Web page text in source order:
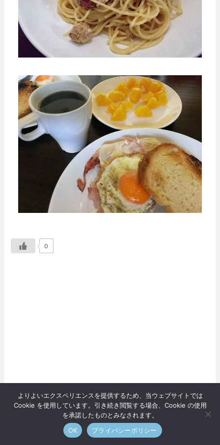
0
よりよいエクスペリエンスを提供するため、当ウェブサイトでは
Cookie を使用しています。引き続き閲覧する場合、Cookie の使用
を承諾したものとみなされます。
OK
プライバシーポリシー